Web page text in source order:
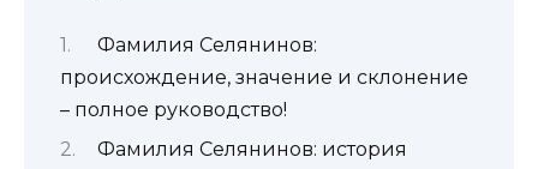
Фамилия Селянинов:
происхождение, значение и склонение
– полное руководство!
Фамилия Селянинов: история